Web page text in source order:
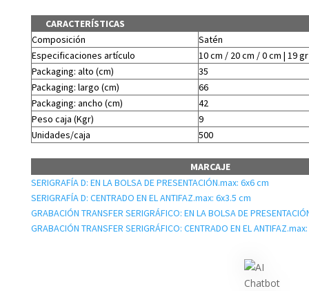
CARACTERÍSTICAS
Composición
Satén
Especificaciones artículo
10 cm / 20 cm / 0 cm | 19 gr
Packaging: alto (cm)
35
Packaging: largo (cm)
66
Packaging: ancho (cm)
42
Peso caja (Kgr)
9
Unidades/caja
500
MARCAJE
SERIGRAFÍA D: EN LA BOLSA DE PRESENTACIÓN.max: 6x6 cm
SERIGRAFÍA D: CENTRADO EN EL ANTIFAZ.max: 6x3.5 cm
GRABACIÓN TRANSFER SERIGRÁFICO: EN LA BOLSA DE
GRABACIÓN TRANSFER SERIGRÁFICO: CENTRADO EN EL